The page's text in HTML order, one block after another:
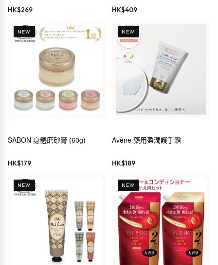
HK$269 HK$409
NEW
SABON 身體磨砂膏 (60g)
HK$179
NEW
Avène 藥用盈潤護手霜
HK$189
NEW NEW